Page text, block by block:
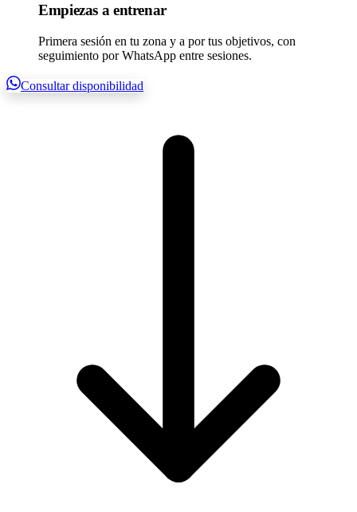
Empiezas a entrenar
Primera sesión en tu zona y a por tus objetivos, con
seguimiento por WhatsApp entre sesiones.
Consultar disponibilidad